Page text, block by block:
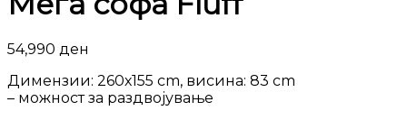
54,990 ден
Димензии: 260х155 cm, висина: 83 cm
– можност за раздвојување